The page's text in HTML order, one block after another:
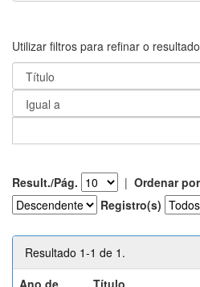
Utilizar filtros para refinar o
Result./Pág. | Ordenar por
Registro(s)
Resultado 1-1 de 1.
Ano de
Título